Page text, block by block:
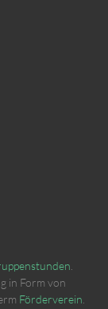
in Form von
Förderverein